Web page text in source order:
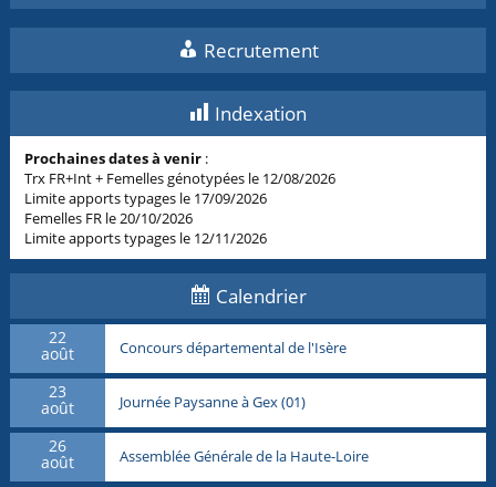
Recrutement
Indexation
Prochaines dates à venir :
Trx FR+Int + Femelles génotypées le 12/08/2026
Limite apports typages le 17/09/2026
Femelles FR le 20/10/2026
Limite apports typages le 12/11/2026
Calendrier
22
août Concours départemental de l'Isère
23
août Journée Paysanne à Gex (01)
26
août Assemblée Générale de la Haute-Loire